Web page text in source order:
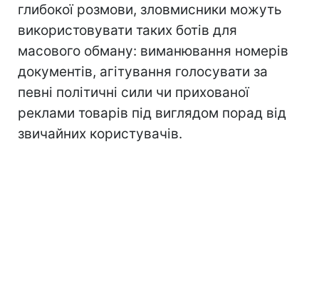
глибокої розмови, зловмисники можуть
використовувати таких ботів для
масового обману: виманювання номерів
документів, агітування голосувати за
певні політичні сили чи прихованої
реклами товарів під виглядом порад від
звичайних користувачів.